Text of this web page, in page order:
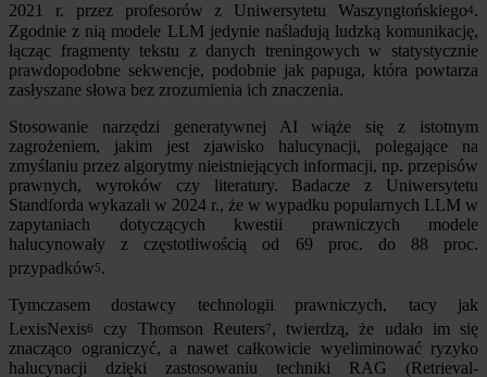
2021 r. przez profesorów z Uniwersytetu Waszyngtońskiego4.
Zgodnie z nią modele LLM jedynie naśladują ludzką komunikację,
łącząc fragmenty tekstu z danych treningowych w statystycznie
prawdopodobne sekwencje, podobnie jak papuga, która powtarza
zasłyszane słowa bez zrozumienia ich znaczenia.
Stosowanie narzędzi generatywnej AI wiąże się z istotnym
zagrożeniem, jakim jest zjawisko halucynacji, polegające na
zmyślaniu przez algorytmy nieistniejących informacji, np. przepisów
prawnych, wyroków czy literatury. Badacze z Uniwersytetu
Standforda wykazali w 2024 r., że w wypadku popularnych LLM w
zapytaniach dotyczących kwestii prawniczych modele
halucynowały z częstotliwością od 69 proc. do 88 proc.
przypadków5.
Tymczasem dostawcy technologii prawniczych, tacy jak
LexisNexis6 czy Thomson Reuters7, twierdzą, że udało im się
znacząco ograniczyć, a nawet całkowicie wyeliminować ryzyko
halucynacji dzięki zastosowaniu techniki RAG (Retrieval-